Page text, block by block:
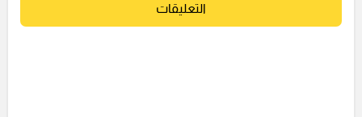
التعليقات